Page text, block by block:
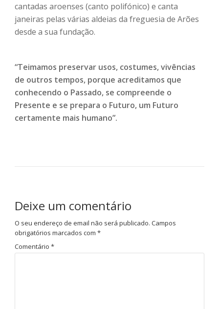
cantadas aroenses (canto polifónico) e canta
janeiras pelas várias aldeias da freguesia de Arões
desde a sua fundação.
“Teimamos preservar usos, costumes, vivências
de outros tempos, porque acreditamos que
conhecendo o Passado, se compreende o
Presente e se prepara o Futuro, um Futuro
certamente mais humano”.
Deixe um comentário
O seu endereço de email não será publicado. Campos
obrigatórios marcados com *
Comentário *